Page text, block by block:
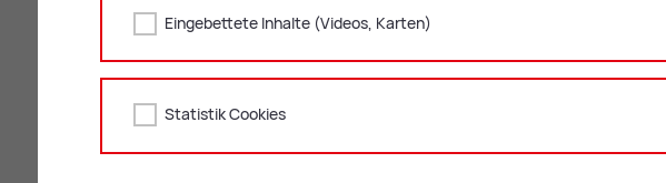
Eingebettete Inhalte (Videos, Karten)
Statistik Cookies